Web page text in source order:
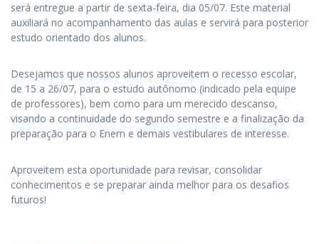
será entregue a partir de sexta-feira, dia 05/07. Este material
auxiliará no acompanhamento das aulas e servirá para posterior
estudo orientado dos alunos.
Desejamos que nossos alunos aproveitem o recesso escolar,
de 15 a 26/07, para o estudo autônomo (indicado pela equipe
de professores), bem como para um merecido descanso,
visando a continuidade do segundo semestre e a finalização da
preparação para o Enem e demais vestibulares de interesse.
Aproveitem esta oportunidade para revisar, consolidar
conhecimentos e se preparar ainda melhor para os desafios
futuros!